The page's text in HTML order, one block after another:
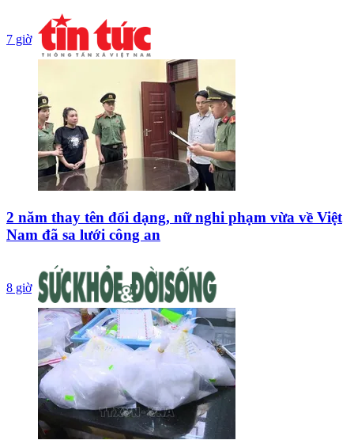
7 giờ
2 năm thay tên đổi dạng, nữ nghi phạm vừa về Việt
Nam đã sa lưới công an
8 giờ